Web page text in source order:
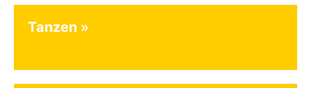
Tanzen